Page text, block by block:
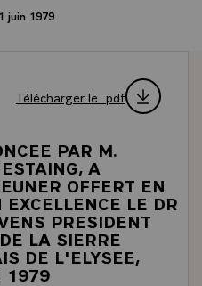
juin 1979
Télécharger le .pdf
PAR M.
A
OFFERT EN
LE DR
PRESIDENT
LA SIERRE
DE L'ELYSEE,
1979